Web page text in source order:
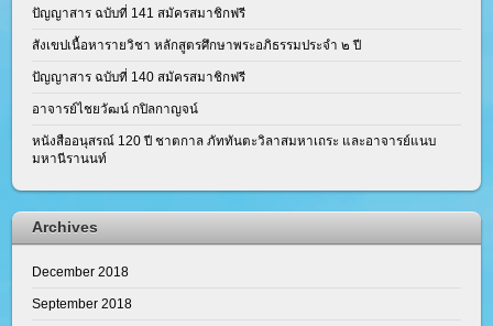
ปัญญาสาร ฉบับที่ 141 สมัครสมาชิกฟรี
สังเขปเนื้อหารายวิชา หลักสูตรศึกษาพระอภิธรรมประจำ ๒ ปี
ปัญญาสาร ฉบับที่ 140 สมัครสมาชิกฟรี
อาจารย์ไชยวัฒน์ กปิลกาญจน์
หนังสืออนุสรณ์ 120 ปี ชาตกาล ภัททันตะวิลาสมหาเถระ และอาจารย์แนบ
มหานีรานนท์
Archives
December 2018
September 2018